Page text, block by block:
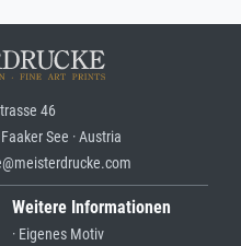
46
See · Austria
Weitere Informationen
· Eigenes Motiv